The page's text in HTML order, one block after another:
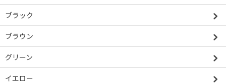
ブラック
ブラウン
グリーン
イエロー